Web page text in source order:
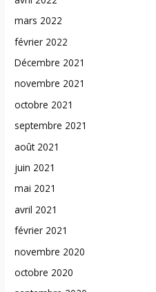
mars 2022
février 2022
Décembre 2021
novembre 2021
octobre 2021
septembre 2021
août 2021
juin 2021
mai 2021
avril 2021
février 2021
novembre 2020
octobre 2020